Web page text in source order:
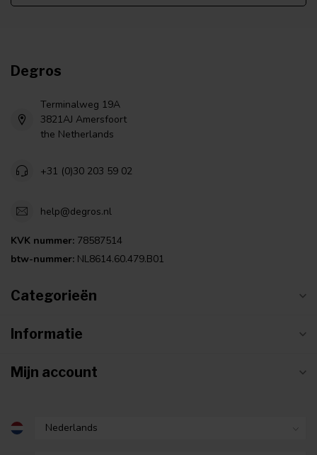
Degros
Terminalweg 19A
3821AJ Amersfoort
the Netherlands
+31 (0)30 203 59 02
help@degros.nl
KVK nummer: 78587514
btw-nummer: NL8614.60.479.B01
Categorieën
Informatie
Mijn account